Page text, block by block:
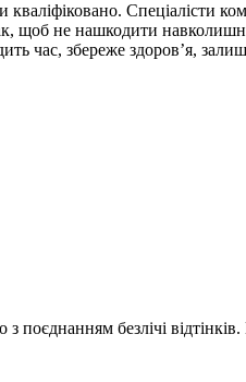
Спеціалісти
щоб не нашкодити
час, збереже здоров’я,
поєднанням безлічі